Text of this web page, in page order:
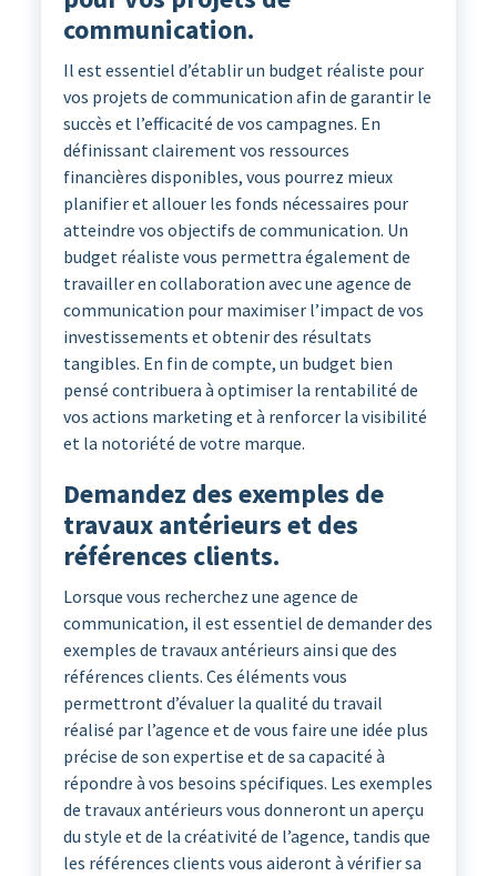
communication.
Il est essentiel d’établir un budget réaliste pour
vos projets de communication afin de garantir le
succès et l’efficacité de vos campagnes. En
définissant clairement vos ressources
financières disponibles, vous pourrez mieux
planifier et allouer les fonds nécessaires pour
atteindre vos objectifs de communication. Un
budget réaliste vous permettra également de
travailler en collaboration avec une agence de
communication pour maximiser l’impact de vos
investissements et obtenir des résultats
tangibles. En fin de compte, un budget bien
pensé contribuera à optimiser la rentabilité de
vos actions marketing et à renforcer la visibilité
et la notoriété de votre marque.
Demandez des exemples de
travaux antérieurs et des
références clients.
Lorsque vous recherchez une agence de
communication, il est essentiel de demander des
exemples de travaux antérieurs ainsi que des
références clients. Ces éléments vous
permettront d’évaluer la qualité du travail
réalisé par l’agence et de vous faire une idée plus
précise de son expertise et de sa capacité à
répondre à vos besoins spécifiques. Les exemples
de travaux antérieurs vous donneront un aperçu
du style et de la créativité de l’agence, tandis que
les références clients vous aideront à vérifier sa